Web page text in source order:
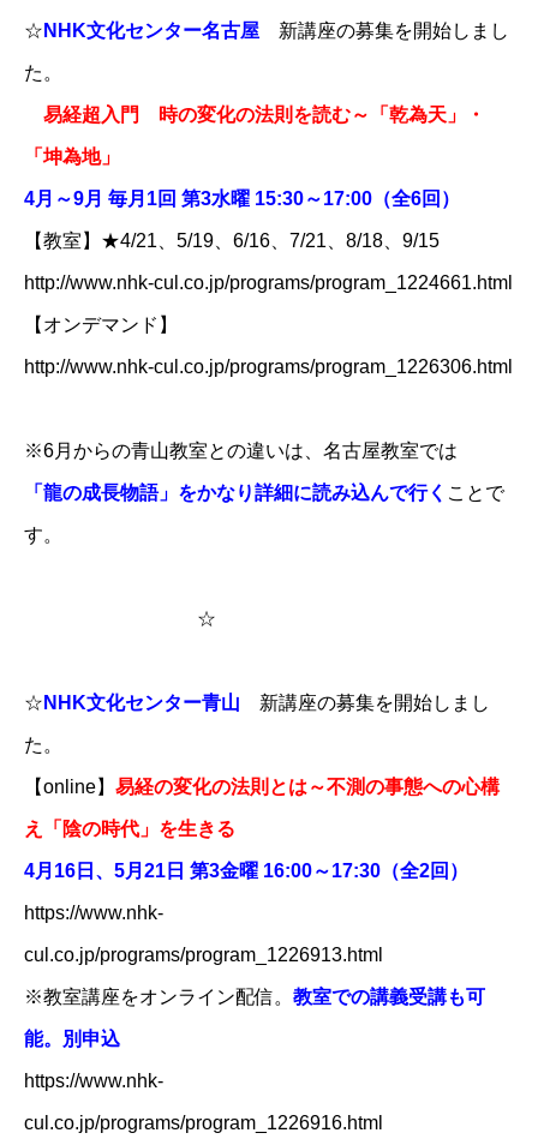
☆ NHK文化センター名古屋 新講座の募集を開始しまし
た。
易経超入門 時の変化の法則を読む～「乾為天」・
「坤為地」
4月～9月 毎月1回 第3水曜 15:30～17:00（全6回）
【教室】★4/21、5/19、6/16、7/21、8/18、9/15
http://www.nhk-cul.co.jp/programs/program_1224661.html
【オンデマンド】
http://www.nhk-cul.co.jp/programs/program_1226306.html
※6月からの青山教室との違いは、名古屋教室では
「龍の成長物語」をかなり詳細に読み込んで行く ことで
す。
☆
☆ NHK文化センター青山 新講座の募集を開始しまし
た。
【online】 易経の変化の法則とは～不測の事態への心構
え「陰の時代」を生きる
4月16日、5月21日 第3金曜 16:00～17:30（全2回）
https://www.nhk-
cul.co.jp/programs/program_1226913.html
※教室講座をオンライン配信。 教室での講義受講も可
能。別申込
https://www.nhk-
cul.co.jp/programs/program_1226916.html